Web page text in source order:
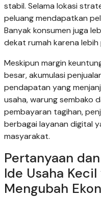
stabil. Selama lokasi
peluang mendapatkan
Banyak konsumen juga
dekat rumah karena
Meskipun margin
besar, akumulasi
pendapatan yang
usaha, warung sembako
pembayaran tagihan,
berbagai layanan digital
masyarakat.
Pertanyaan
Ide Usaha
Mengubah